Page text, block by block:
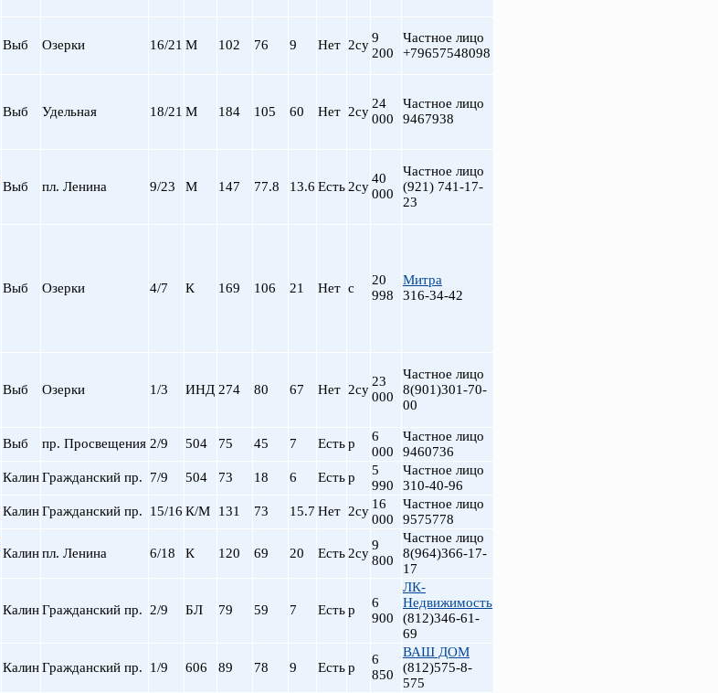
Электросила
Выб Озерки 16/21 М 102 76 9 Нет 2су9
200
Частное лицо
+79657548098
Выб Удельная 18/21 М 184 105 60 Нет 2су
24
000
Частное лицо
9467938
Выб пл. Ленина 9/23 М 147 77.8 13.6 Есть 2су
40
000
Частное лицо
(921) 741-17-
23
Выб Озерки 4/7 К 169 106 21 Нет с
20
998
Митра
316-34-42
Выб Озерки 1/3 ИНД 274 80 67 Нет 2су
23
000
Частное лицо
8(901)301-70-
00
Выб пр. Просвещения 2/9 504 75 45 7 Естьр
6
000
Частное лицо
9460736
КалинГражданский пр. 7/9 504 73 18 6 Естьр
5
990
Частное лицо
310-40-96
КалинГражданский пр. 15/16 К/М 131 73 15.7 Нет 2су 16
000
Частное лицо
9575778
Калинпл. Ленина 6/18 К 120 69 20 Есть 2су
9
800
Частное лицо
8(964)366-17-
17
КалинГражданский пр. 2/9 БЛ 79 59 7 Естьр
6
900
ЛК-
Недвижимость
(812)346-61-
69
КалинГражданский пр. 1/9 606 89 78 9 Естьр
6
850
ВАШ ДОМ
(812)575-8-
575